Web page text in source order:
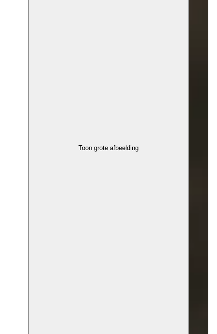
Toon grote afbeelding